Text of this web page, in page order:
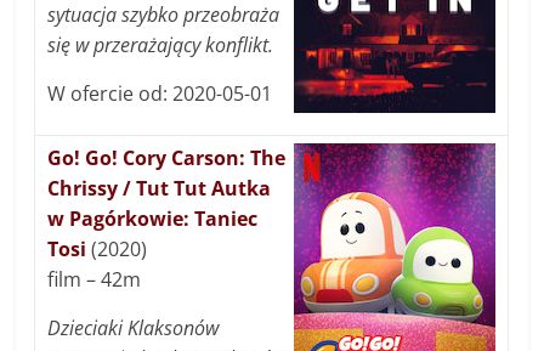
sytuacja szybko przeobraża
się w przerażający konflikt.
W ofercie od: 2020-05-01
Go! Go! Cory Carson: The
Chrissy / Tut Tut Autka
w Pagórkowie: Taniec
Tosi (2020)
film – 42m
Dzieciaki Klaksonów